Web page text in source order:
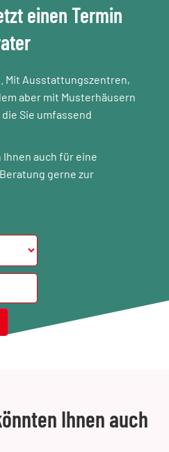
einen Termin
Mit Ausstattungszentren,
aber mit Musterhäusern
Sie umfassend
auch für eine
gerne zur
Ihnen auch